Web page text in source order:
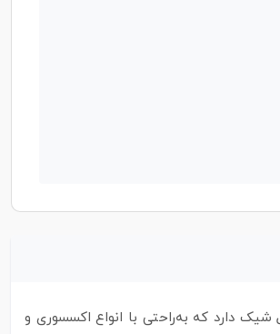
دارد که به‌راحتی با انواع اکسسوری و